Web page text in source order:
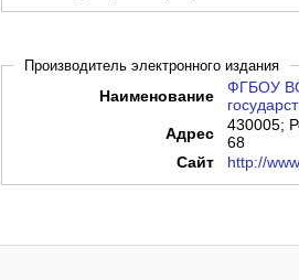
Производитель электронного издания
Наименование
ФГБОУ ВО
Адрес
430005;
68
Сайт
http://